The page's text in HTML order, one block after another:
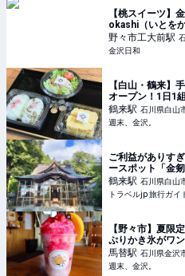
【桃スイーツ】
okashi（いとを
野々市工大前駅
金沢日和
【白山・鶴来】
オープン！1日1
OPEN】 - 週末、
鶴来駅 石川県白山
週末、金沢。
ご利益がありす
ースポット「金
鶴来駅 石川県白山
トラベルjp 旅行ガイ
【野々市】夏限
ぷりかき氷がワ
ツ！ - 週末、金沢
馬替駅 石川県金沢
週末、金沢。